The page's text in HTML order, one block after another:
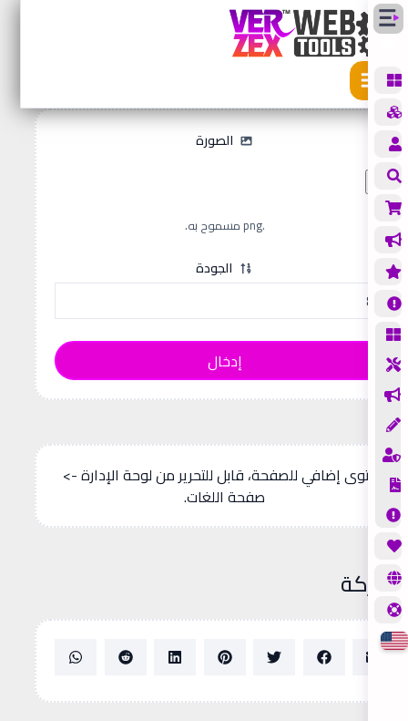
الأدوات من PNG إلى JPG
الصورة
.png مسموح به.
الجودة
إدخال
محتوى إضافي للصفحة، قابل للتحرير من لوحة الإدارة ->
صفحة اللغات.